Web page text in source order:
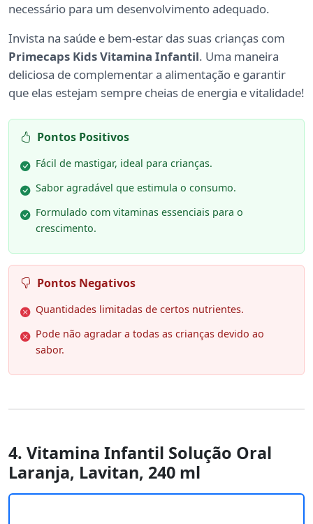
necessário para um desenvolvimento adequado.
Invista na saúde e bem-estar das suas crianças com
Primecaps Kids Vitamina Infantil. Uma maneira
deliciosa de complementar a alimentação e garantir
que elas estejam sempre cheias de energia e vitalidade!
Pontos Positivos
Fácil de mastigar, ideal para crianças.
Sabor agradável que estimula o consumo.
Formulado com vitaminas essenciais para o
crescimento.
Pontos Negativos
Quantidades limitadas de certos nutrientes.
Pode não agradar a todas as crianças devido ao
sabor.
4. Vitamina Infantil Solução Oral
Laranja, Lavitan, 240 ml